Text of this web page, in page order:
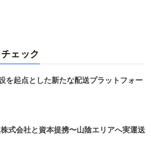
ェック
起点とした新たな配送プラットフォー
式会社と資本提携〜山陰エリアへ実運送